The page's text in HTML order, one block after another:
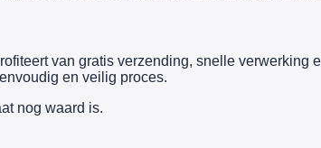
van gratis verzending, snelle verwerking
en veilig proces.
nog waard is.